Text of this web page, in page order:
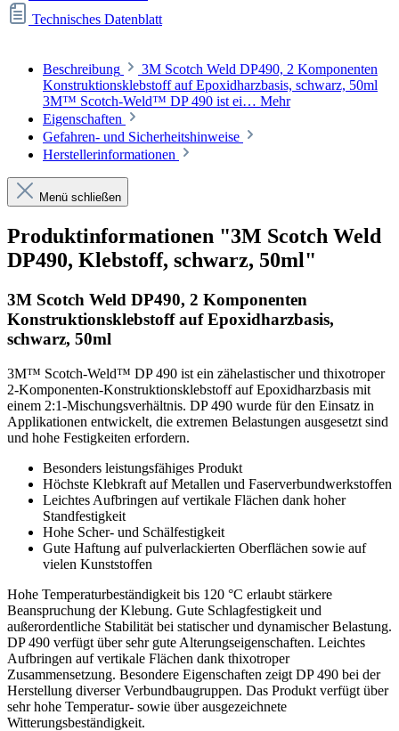
Technisches Datenblatt
Beschreibung
3M Scotch Weld DP490, 2 Komponenten
Konstruktionsklebstoff auf Epoxidharzbasis, schwarz, 50ml
3M™ Scotch-Weld™ DP 490 ist ei… Mehr
Eigenschaften
Gefahren- und Sicherheitshinweise
Herstellerinformationen
Menü schließen
Produktinformationen "3M Scotch Weld
DP490, Klebstoff, schwarz, 50ml"
3M Scotch Weld DP490, 2 Komponenten
Konstruktionsklebstoff auf Epoxidharzbasis,
schwarz, 50ml
3M™ Scotch-Weld™ DP 490 ist ein zähelastischer und thixotroper
2-Komponenten-Konstruktionsklebstoff auf Epoxidharzbasis mit
einem 2:1-Mischungsverhältnis. DP 490 wurde für den Einsatz in
Applikationen entwickelt, die extremen Belastungen ausgesetzt sind
und hohe Festigkeiten erfordern.
Besonders leistungsfähiges Produkt
Höchste Klebkraft auf Metallen und Faserverbundwerkstoffen
Leichtes Aufbringen auf vertikale Flächen dank hoher
Standfestigkeit
Hohe Scher- und Schälfestigkeit
Gute Haftung auf pulverlackierten Oberflächen sowie auf
vielen Kunststoffen
Hohe Temperaturbeständigkeit bis 120 °C erlaubt stärkere
Beanspruchung der Klebung. Gute Schlagfestigkeit und
außerordentliche Stabilität bei statischer und dynamischer Belastung.
DP 490 verfügt über sehr gute Alterungseigenschaften. Leichtes
Aufbringen auf vertikale Flächen dank thixotroper
Zusammensetzung. Besondere Eigenschaften zeigt DP 490 bei der
Herstellung diverser Verbundbaugruppen. Das Produkt verfügt über
sehr hohe Temperatur- sowie über ausgezeichnete
Witterungsbeständigkeit.